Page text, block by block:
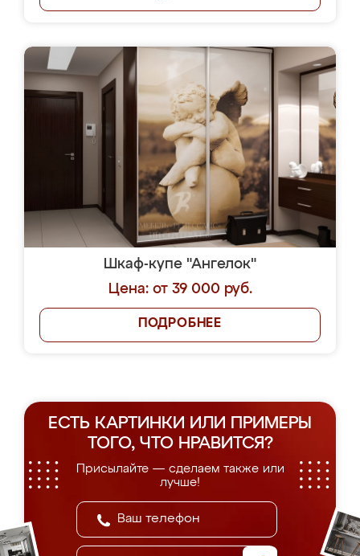
Шкаф-купе "Ангелок"
Цена: от 39 000 руб.
ПОДРОБНЕЕ
ЕСТЬ КАРТИНКИ ИЛИ ПРИМЕРЫ
ТОГО, ЧТО НРАВИТСЯ?
Присылайте — сделаем также или
лучше!